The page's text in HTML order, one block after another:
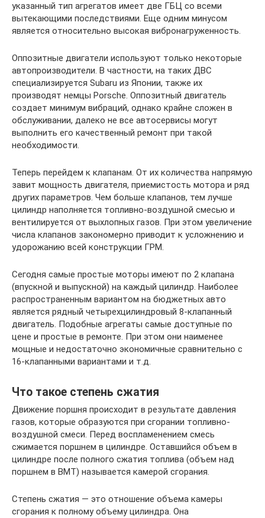
указанный тип агрегатов имеет две ГБЦ со всеми
вытекающими последствиями. Еще одним минусом
является относительно высокая вибронагруженность.
Оппозитные двигатели используют только некоторые
автопроизводители. В частности, на таких ДВС
специализируется Subaru из Японии, также их
производят немцы Porsche. Оппозитный двигатель
создает минимум вибраций, однако крайне сложен в
обслуживании, далеко не все автосервисы могут
выполнить его качественный ремонт при такой
необходимости.
Теперь перейдем к клапанам. От их количества напрямую
завит мощность двигателя, приемистость мотора и ряд
других параметров. Чем больше клапанов, тем лучше
цилиндр наполняется топливно-воздушной смесью и
вентилируется от выхлопных газов. При этом увеличение
числа клапанов закономерно приводит к усложнению и
удорожанию всей конструкции ГРМ.
Сегодня самые простые моторы имеют по 2 клапана
(впускной и выпускной) на каждый цилиндр. Наиболее
распространенным вариантом на бюджетных авто
является рядный четырехцилиндровый 8-клапанный
двигатель. Подобные агрегаты самые доступные по
цене и простые в ремонте. При этом они наименее
мощные и недостаточно экономичные сравнительно с
16-клапанными вариантами и т.д.
Что такое степень сжатия
Движение поршня происходит в результате давления
газов, которые образуются при сгорании топливно-
воздушной смеси. Перед воспламенением смесь
сжимается поршнем в цилиндре. Оставшийся объем в
цилиндре после полного сжатия топлива (объем над
поршнем в ВМТ) называется камерой сгорания.
Степень сжатия — это отношение объема камеры
сгорания к полному объему цилиндра. Она